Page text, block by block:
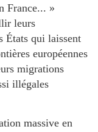
France... »
leurs
États qui laissent
européennes
migrations
illégales
massive en